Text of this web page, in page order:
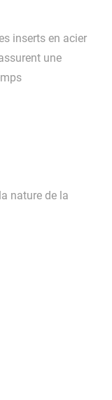
inserts en acier
une
nature de la